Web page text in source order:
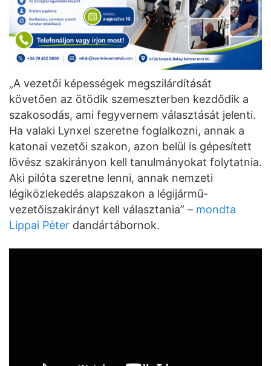
„A vezetői képességek megszilárdítását
követően az ötödik szemeszterben kezdődik a
szakosodás, ami fegyvernem választását jelenti.
Ha valaki Lynxel szeretne foglalkozni, annak a
katonai vezetői szakon, azon belül is gépesített
lövész szakirányon kell tanulmányokat folytatnia.
Aki pilóta szeretne lenni, annak nemzeti
légiközlekedés alapszakon a légijármű-
vezetőiszakirányt kell választania” – mondta
Lippai Péter dandártábornok.